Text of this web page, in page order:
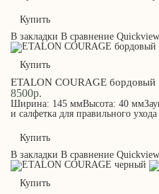
Купить
В закладки В сравнение Quickview
Купить
ETALON COURAGE бордовый
8500р.
Ширина: 145 ммВысота: 40
и салфетка для правильного ухода
Купить
В закладки В сравнение Quickview
Купить